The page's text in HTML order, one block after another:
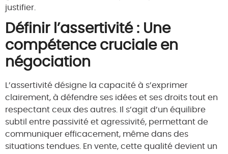
justifier.
Définir l’assertivité : Une
compétence cruciale en
négociation
L’assertivité désigne la capacité à s’exprimer
clairement, à défendre ses idées et ses droits tout en
respectant ceux des autres. Il s’agit d’un équilibre
subtil entre passivité et agressivité, permettant de
communiquer efficacement, même dans des
situations tendues. En vente, cette qualité devient un